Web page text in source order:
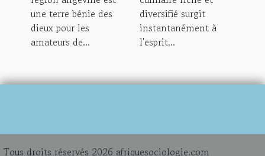
une terre bénie des
dieux pour les
amateurs de...
diversifié surgit
instantanément à
l'esprit...
Tous droits réservés 2026 afriquesociologie.com